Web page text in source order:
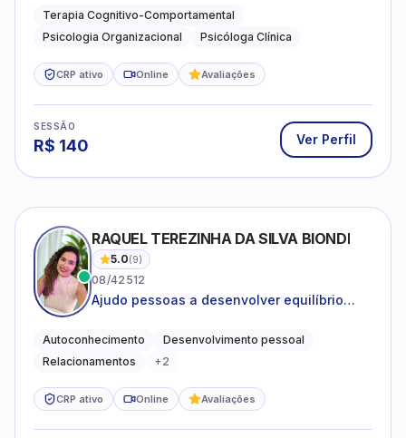
Terapia Cognitivo-Comportamental
Psicologia Organizacional
Psicóloga Clínica
CRP ativo Online Avaliações
SESSÃO
R$ 140 Ver Perfil
RAQUEL TEREZINHA DA SILVA BIONDI
5.0(9)
08/42512
Ajudo pessoas a desenvolver equilíbrio
Autoconhecimento
Desenvolvimento pessoal
Relacionamentos
+2
CRP ativo Online Avaliações